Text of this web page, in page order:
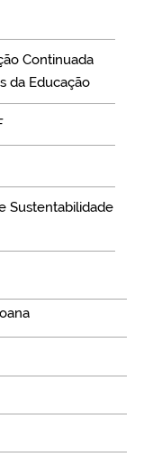
Continuada
da Educação
Sustentabilidade